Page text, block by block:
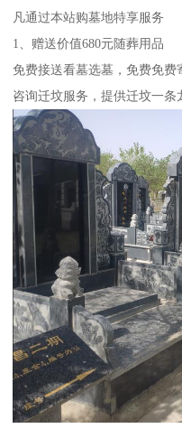
凡通过本站购墓地特享服务
1、赠送价值680元随葬用品
免费接送看墓选墓，免费免费
咨询迁坟服务，提供迁坟一条